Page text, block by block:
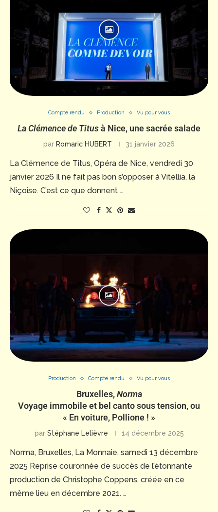
Compte rendu Production Vu pour vous
La Clémence de Titusà Nice, une sacrée salade
par Romaric HUBERT 31 janvier 2026
La Clémence de Titus, Opéra de Nice, vendredi 30
janvier 2026 Il ne fait pas bon s’opposer à Vitellia, la
Niçoise. C’est ce que donnent …
Production Compte rendu Vu pour vous
Bruxelles,Norma
Voyage immobile et bel canto sous tension, ou
« En voiture, Pollione ! »
par Stéphane Lelièvre 14 décembre 2025
Norma, Bruxelles, La Monnaie, samedi 13 décembre
2025 Reprise couronnée de succès de l’étonnante
production de Christophe Coppens, créée en ce
même lieu en décembre 2021. …